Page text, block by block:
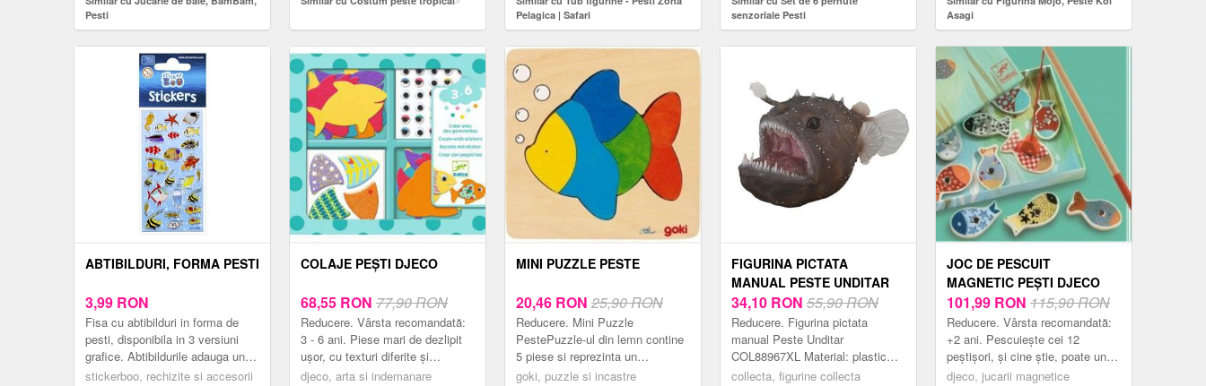
Pesti
Pelagica | Safari
senzoriale Pesti
Asagi
ABTIBILDURI, FORMA PESTI
3,99 RON
Fisa cu abtibilduri in forma de
pesti, disponibila in 3 versiuni
grafice. Abtibildurile adauga un
plus de culoare si personalitate
stickerboo, rechizite si accesorii
COLAJE PEȘTI DJECO
68,55 RON 77,90 RON
Reducere. Vârsta recomandată:
3 - 6 ani. Piese mari de dezlipit
ușor, cu texturi diferite și
accesorii nostime. Confecționat
djeco, arta si indemanare
MINI PUZZLE PESTE
20,46 RON 25,90 RON
Reducere. Mini Puzzle
PestePuzzle-ul din lemn contine
5 piese si reprezinta un
pestisor.Dimensiunea puzzle-ului
goki, puzzle si incastre
FIGURINA PICTATA
MANUAL PESTE UNDITAR
88967
34,10 RON 55,90 RON
Reducere. Figurina pictata
manual Peste Unditar
COL88967XL Material: plastic
cauciucat dur Ca toate figurinele
collecta, figurine collecta
JOC DE PESCUIT
MAGNETIC PEŞTI DJECO
101,99 RON 115,90 RON
Reducere. Vârsta recomandată:
+2 ani. Pescuieşte cei 12
peștișori, şi cine ştie, poate unul
dintre ei îți va îndeplini o dorință.
djeco, jucarii magnetice